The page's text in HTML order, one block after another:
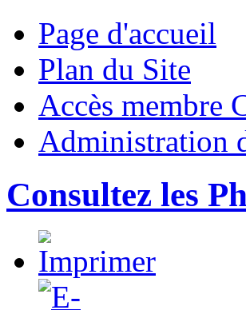
Page d'accueil
Plan du Site
Accès membre
Administration
Consultez les